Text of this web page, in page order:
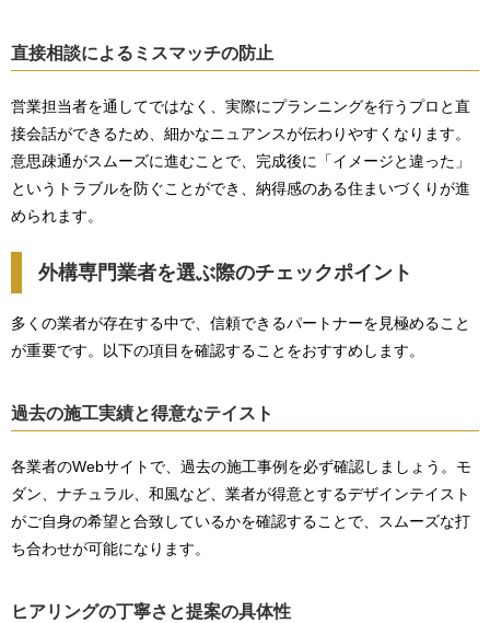
直接相談によるミスマッチの防止
営業担当者を通してではなく、実際にプランニングを行うプロと直
接会話ができるため、細かなニュアンスが伝わりやすくなります。
意思疎通がスムーズに進むことで、完成後に「イメージと違った」
というトラブルを防ぐことができ、納得感のある住まいづくりが進
められます。
外構専門業者を選ぶ際のチェックポイント
多くの業者が存在する中で、信頼できるパートナーを見極めること
が重要です。以下の項目を確認することをおすすめします。
過去の施工実績と得意なテイスト
各業者のWebサイトで、過去の施工事例を必ず確認しましょう。モ
ダン、ナチュラル、和風など、業者が得意とするデザインテイスト
がご自身の希望と合致しているかを確認することで、スムーズな打
ち合わせが可能になります。
ヒアリングの丁寧さと提案の具体性